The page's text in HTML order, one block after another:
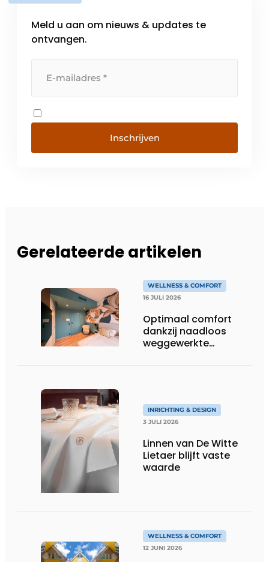
Meld u aan om nieuws & updates te
ontvangen.
Inschrijven
Gerelateerde artikelen
WELLNESS & COMFORT
16 JULI 2026
Optimaal comfort
dankzij naadloos
weggewerkte
INRICHTING & DESIGN
3 JULI 2026
Linnen van De Witte
Lietaer blijft vaste
waarde
WELLNESS & COMFORT
12 JUNI 2026